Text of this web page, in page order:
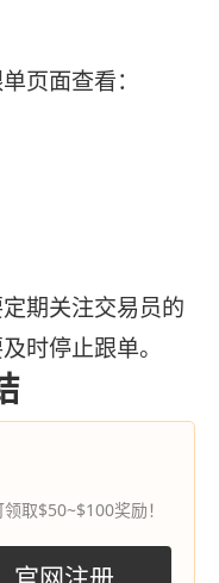
页面查看：
期关注交易员的
时停止跟单。
取$50~$100奖励！